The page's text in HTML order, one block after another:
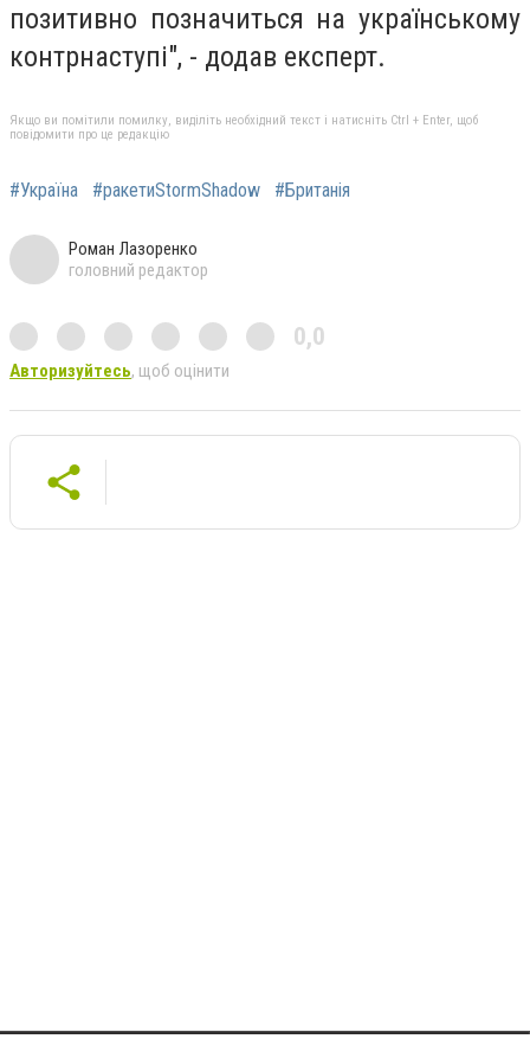
позитивно позначиться на українському
контрнаступі", - додав експерт.
Якщо ви помітили помилку, виділіть необхідний текст і натисніть Ctrl + Enter, щоб
повідомити про це редакцію
#Україна #ракетиStormShadow #Британія
Роман Лазоренко
головний редактор
0,0
Авторизуйтесь, щоб оцінити